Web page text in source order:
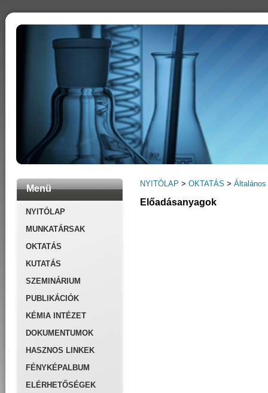
Menü
NYITÓLAP
MUNKATÁRSAK
OKTATÁS
KUTATÁS
SZEMINÁRIUM
PUBLIKÁCIÓK
KÉMIA INTÉZET
DOKUMENTUMOK
HASZNOS LINKEK
FÉNYKÉPALBUM
ELÉRHETŐSÉGEK
NYITÓLAP > OKTATÁS >
Előadásanyagok